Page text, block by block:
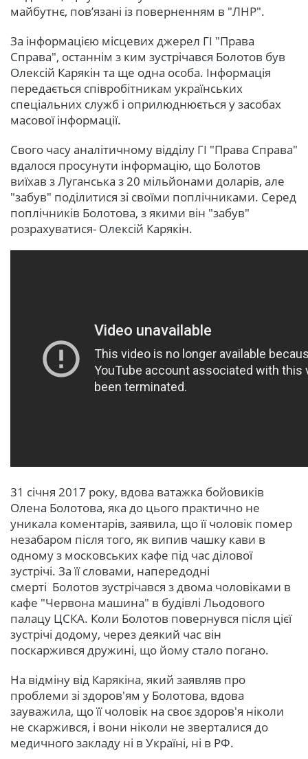
майбутнє, пов’язані із поверненням в "ЛНР".
За інформацією місцевих джерел ГІ "Права
Справа", останнім з ким зустрічався Болотов був
Олексій Карякін та ще одна особа. Інформація
передається співробітникам українських
спеціальних служб і оприлюднюється у засобах
масової інформації.
Свого часу аналітичному відділу ГІ "Права Справа"
вдалося просунути інформацію, що Болотов
виїхав з Луганська з 20 мільйонами доларів, але
"забув" поділитися зі своїми поплічниками. Серед
поплічників Болотова, з якими він "забув"
розрахуватися- Олексій Карякін.
31 січня 2017 року, вдова ватажка бойовиків
Олена Болотова, яка до цього практично не
уникала коментарів, заявила, що її чоловік помер
незабаром після того, як випив чашку кави в
одному з московських кафе під час ділової
зустрічі. За її словами, напередодні
смерті Болотов зустрічався з двома чоловіками в
кафе "Червона машина" в будівлі Льодового
палацу ЦСКА. Коли Болотов повернувся після цієї
зустрічі додому, через деякий час він
поскаржився дружині, що йому стало погано.
На відміну від Карякіна, який заявляв про
проблеми зі здоров'ям у Болотова, вдова
зауважила, що її чоловік на своє здоров'я ніколи
не скаржився, і вони ніколи не зверталися до
медичного закладу ні в Україні, ні в РФ.